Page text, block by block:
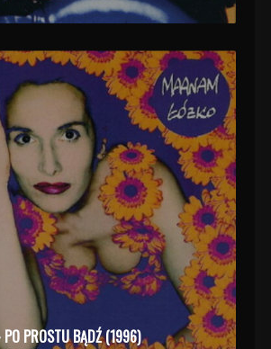
PROSTU BĄDŹ (1996)